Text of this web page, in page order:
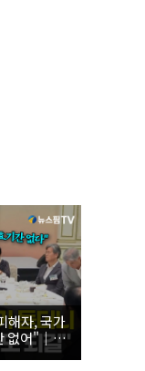
해자, 국가
없어"｜
찬